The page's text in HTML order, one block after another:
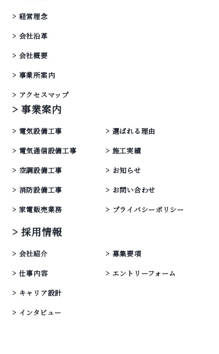
経営理念
会社沿革
会社概要
事業所案内
アクセスマップ
事業案内
電気設備工事
電気通信設備工事
空調設備工事
消防設備工事
家電販売業務
選ばれる理由
施工実績
お知らせ
お問い合わせ
プライバシーポリシー
採用情報
会社紹介
仕事内容
キャリア設計
インタビュー
募集要項
エントリーフォーム